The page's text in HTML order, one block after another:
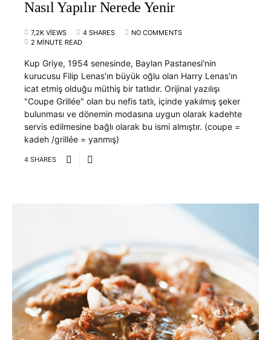
Nasıl Yapılır Nerede Yenir
7,2K VIEWS 4 SHARES
NO COMMENTS
2 MINUTE READ
Kup Griye, 1954 senesinde, Baylan Pastanesi'nin
kurucusu Filip Lenas'ın büyük oğlu olan Harry Lenas'ın
icat etmiş olduğu müthiş bir tatlıdır. Orijinal yazılışı
"Coupe Grillée" olan bu nefis tatlı, içinde yakılmış şeker
bulunması ve dönemin modasına uygun olarak kadehte
servis edilmesine bağlı olarak bu ismi almıştır. (coupe =
kadeh /grillée = yanmış)
4 SHARES